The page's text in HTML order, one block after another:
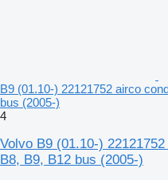
B9 (01.10-) 22121752 airco
bus (2005-)
4
Volvo B9 (01.10-)
B8, B9, B12 bus (2005-)